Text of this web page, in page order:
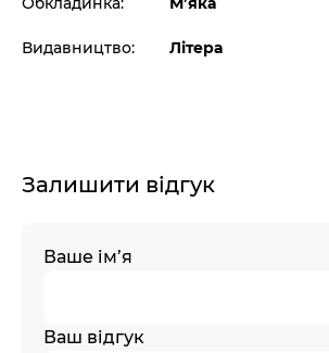
Видавництво: Літера
Залишити відгук
Ваше ім’я
Ваш відгук